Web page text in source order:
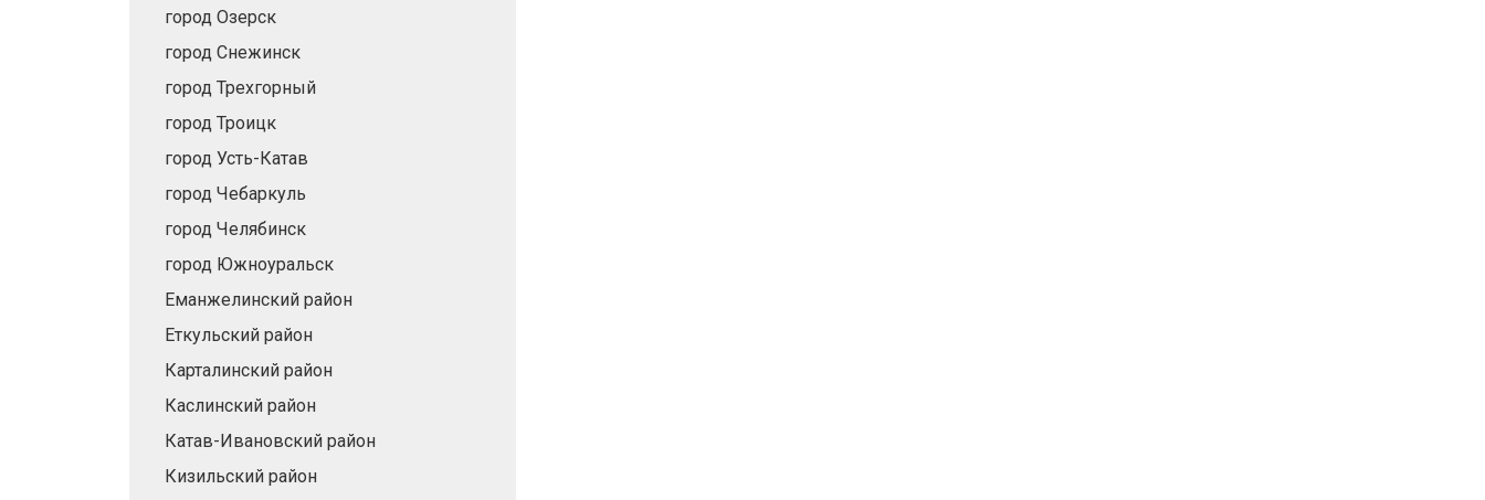
город Озерск
город Снежинск
город Трехгорный
город Троицк
город Усть-Катав
город Чебаркуль
город Челябинск
город Южноуральск
Еманжелинский район
Еткульский район
Карталинский район
Каслинский район
Катав-Ивановский район
Кизильский район